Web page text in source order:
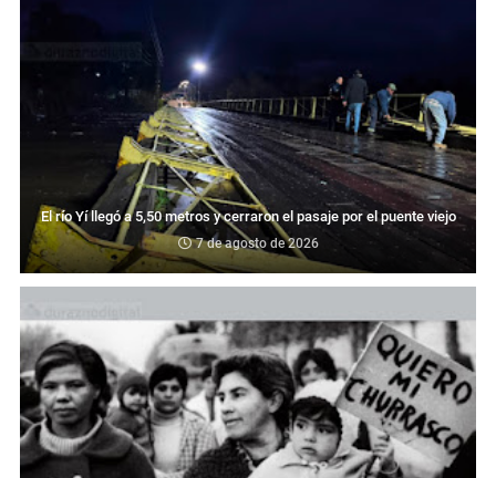
El río Yí llegó a 5,50 metros y cerraron el pasaje por el puente viejo
7 de agosto de 2026